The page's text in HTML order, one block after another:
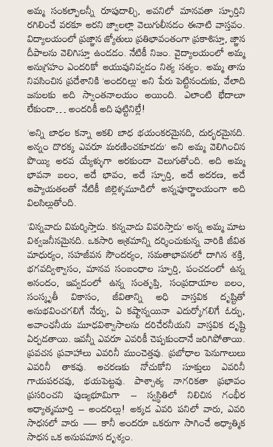
అమ్మ సంకల్పాలన్నీ రూపుదాల్చి, అవనిలో మానవతా స్ఫూర్తిని
రగిలించే వరకూ ఆరని జ్వాలల్లా వెలుగులీనడం ఈనాటి వాస్తవం.
విద్యాలయంలో ప్రజ్ఞాన జ్యోతులు ప్రతిభావంతంగా ప్రకాశిస్తూ, జ్ఞాన
దీపాలను వెలిగిస్తూ ఉండడం. నేటికీ నిజం. వైద్యాలయంలో అమ్మ
అనుగ్రహం ఎందరికో ఆయువునివ్వడం నిత్య సత్యం. అమ్మ తాను
నివసించిన ప్రదేశానికి ‘అందరిల్లు’ అని పేరు పెట్టినందుకు, వేలాది
జనులకు అది స్వాంతనాలయం అయింది. ఎలాంటి భేదాలూ
లేకుండా… అందరికీ అది పుట్టినిల్లే!
‘అన్ని బాధల కన్నా ఆకలి బాధ భయంకరమైనది, దుర్భరమైనది.
అన్నం దొరక్క ఎవరూ మరణించకూడదు’ అని అమ్మ వెలిగించిన
పొయ్యి అరవ య్యేళ్ళుగా ఆరకుండా వెలుగుతోంది. అది అమ్మ
భావనా బలం, అదే భావం, అదే స్ఫూర్తి, అదే ఆదరణ, అదే
ఆప్యాయతలతో నేటికీ జిల్లెళ్ళమూడిలో అన్నపూర్ణాలయంగా అది
విలసిల్లుతోంది.
‘విన్నవాడు విమర్శిస్తాడు. కన్నవాడు వివరిస్తాడు’ అన్న అమ్మ మాట
విశ్వజనీనమైనది. ఒకసారి ఆశ్రమాన్ని దర్శించుకున్న వారికి జీవిత
మాధుర్యం, సహజీవన సౌందర్యం, సమతాభావనలో దాగిన శక్తి,
భగవద్విశ్వాసం, మానవ సంబంధాల స్ఫూర్తి, పంచడంలో ఉన్న
ఆనందం, ఇవ్వడంలో ఉన్న సంతృప్తి, సంప్రదాయాల బలం,
సంస్కృతీ వికాసం, జీవితాన్ని అధి వాస్తవిక దృష్టితో
అనుభవించగలిగే నేర్పు, ఏ కష్టాన్నయినా ఎదుర్కోగలిగే ఓర్పు,
అవాంఛనీయ మూఢవిశ్వాసాలను దరిచేరనీయని వాస్తవిక దృష్టి
ఏర్పడతాయి. ఇవన్నీ ఎవరూ ఎవరికీ చెప్పకుండానే జరిగిపోతాయి.
ప్రవచన ప్రవాహాలు ఎవరినీ ముంచెత్తవు. ప్రబోధాల పెనుగాలులు
ఎవరినీ తాకవు. ఆచరణకు నోచుకోని సూక్తులు ఎవరినీ
గాయపరచవు, భయపెట్టవు. పాశ్చాత్య నాగరికతా ప్రభావం
ప్రసరించని పుణ్యభూమిగా – స్వస్థితిలో నిలిచిన గంభీర
ఆధ్యాత్మమూర్తి – అందరిల్లు! అక్కడ ఎవరి పనిలో వారు, ఎవరి
సాధనలో వారు — కానీ అందరూ ఒకరుగా సాగించే ఆధ్యాత్మిక
సాధన ఒక అనుపమాన దృశ్యం.